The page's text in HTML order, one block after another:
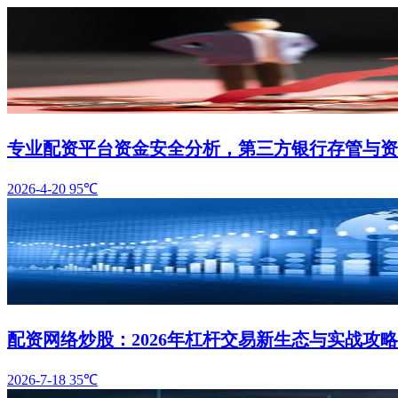
专业配资平台资金安全分析，第三方银行存管与
2026-4-20 95℃
配资网络炒股：2026年杠杆交易新生态与实战攻略
2026-7-18 35℃